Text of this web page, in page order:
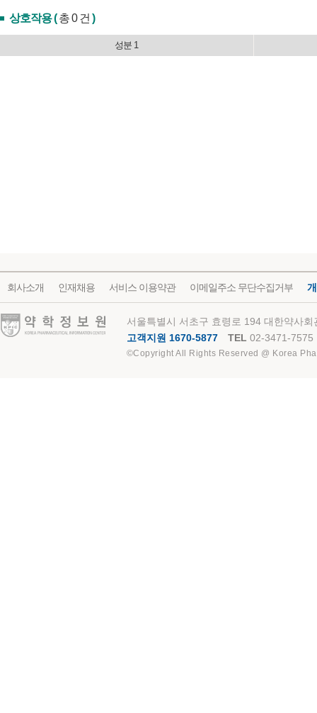
상호작용 (총 0 건 )
성분 1
회사소개 인재채용 서비스 이용약관 이메일주소 무단수집거부
약학정보원
서울특별시 서초구 효령로 194 대한약사
고객지원 1670-5877
TEL 02-3471-7575
©Copyright All Rights Reserved @ Korea